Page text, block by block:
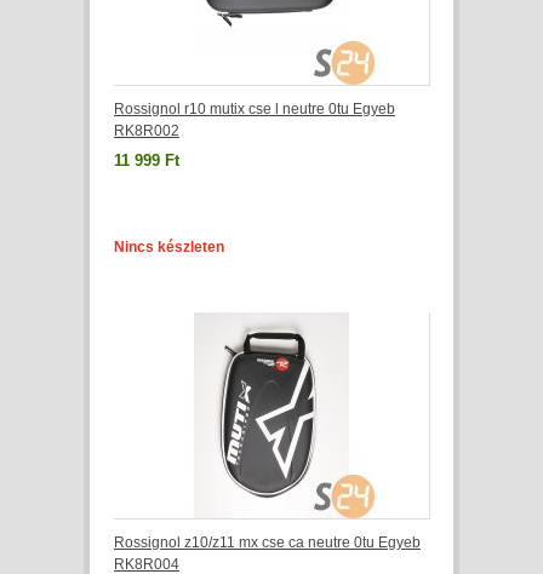
Rossignol r10 mutix cse l neutre 0tu Egyeb
RK8R002
11 999 Ft
Nincs készleten
Rossignol z10/z11 mx cse ca neutre 0tu Egyeb
RK8R004